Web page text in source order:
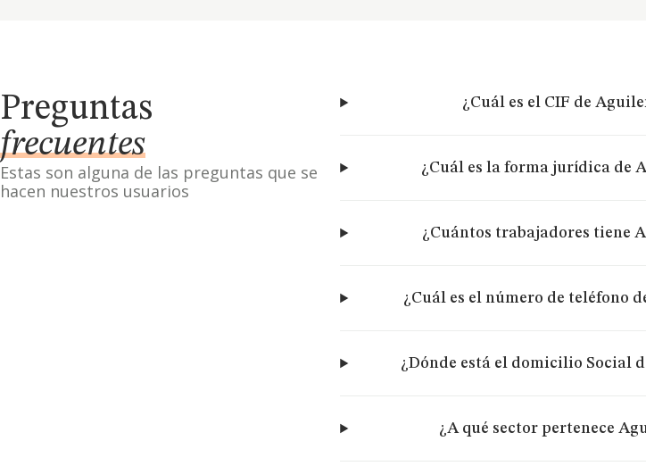
Preguntas
frecuentes
Estas son alguna de las preguntas que se
hacen nuestros usuarios
¿Cuál es el CIF de
¿Cuál es la forma jurídica de
¿Cuántos trabajadores tiene
¿Cuál es el número de teléfono
¿Dónde está el domicilio Social
¿A qué sector pertenece